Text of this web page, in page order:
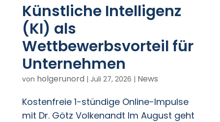
Künstliche Intelligenz
(KI) als
Wettbewerbsvorteil für
Unternehmen
von holgerunord | Juli 27, 2026 | News
Kostenfreie 1-stündige Online-Impulse
mit Dr. Götz Volkenandt Im August geht